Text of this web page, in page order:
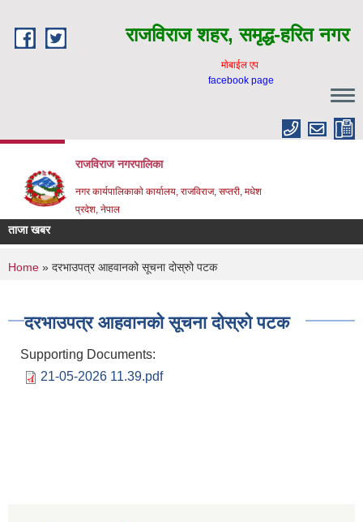
राजविराज शहर, समृद्ध-हरित नगर
माेबाईल एप
facebook page
राजविराज नगरपालिका
नगर कार्यपालिकाकाे कार्यालय, राजविराज, सप्तरी, मधेश
प्रदेश, नेपाल
ताजा खबर
You are here
Home » दरभाउपत्र आहवानको सूचना दोस्रुो पटक
दरभाउपत्र आहवानको सूचना दोस्रुो पटक
Supporting Documents:
21-05-2026 11.39.pdf